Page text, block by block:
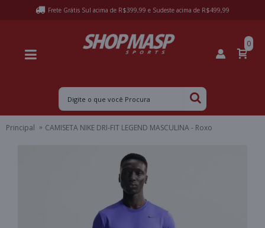
Frete Grátis Sul acima de R$399,99 e Sudeste acima de R$499,99
0
Principal CAMISETA NIKE DRI-FIT LEGEND MASCULINA - Roxo